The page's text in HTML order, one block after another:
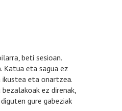
beti sesioan.
Katua eta sagua ez
eta onartzea.
ez direnak,
gure gabeziak